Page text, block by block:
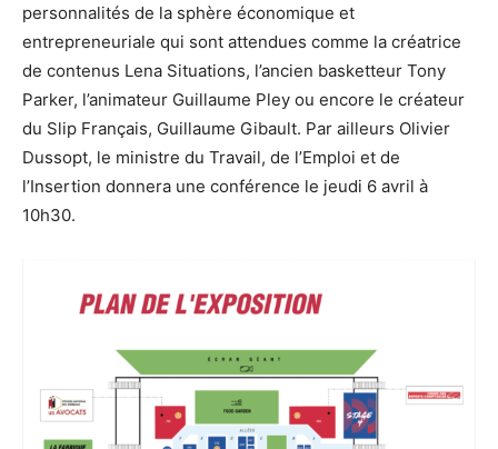
personnalités de la sphère économique et
entrepreneuriale qui sont attendues comme la créatrice
de contenus Lena Situations, l’ancien basketteur Tony
Parker, l’animateur Guillaume Pley ou encore le créateur
du Slip Français, Guillaume Gibault. Par ailleurs Olivier
Dussopt, le ministre du Travail, de l’Emploi et de
l’Insertion donnera une conférence le jeudi 6 avril à
10h30.